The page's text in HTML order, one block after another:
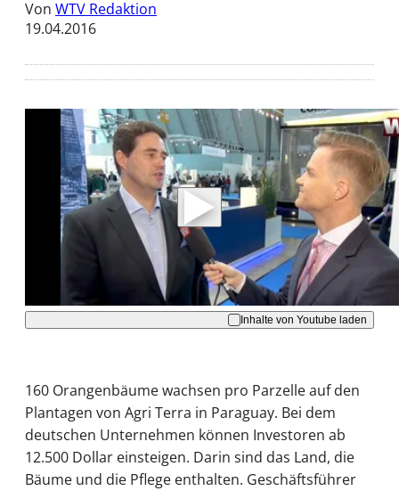
Von WTV Redaktion
19.04.2016
Mit der Wiedergabe dieses Videos werden
Daten an Youtube übertragen.
Hinweise dazu erhalten Sie in der Datenschutzerklärung.
Akzeptieren
Inhalte von Youtube laden
160 Orangenbäume wachsen pro Parzelle auf den
Plantagen von Agri Terra in Paraguay. Bei dem
deutschen Unternehmen können Investoren ab
12.500 Dollar einsteigen. Darin sind das Land, die
Bäume und die Pflege enthalten. Geschäftsführer